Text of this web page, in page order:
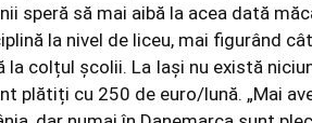
speră să mai aibă la acea dată
la nivel de liceu, mai figurând
colțul școlii. La Iași nu există
plătiți cu 250 de euro/lună. „Mai